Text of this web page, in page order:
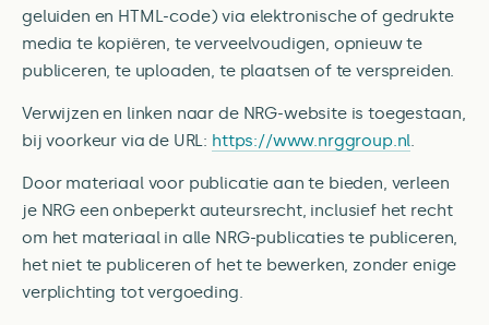
geluiden en HTML-code) via elektronische of gedrukte
media te kopiëren, te verveelvoudigen, opnieuw te
publiceren, te uploaden, te plaatsen of te verspreiden.
Verwijzen en linken naar de NRG-website is toegestaan,
bij voorkeur via de URL: https://www.nrggroup.nl.
Door materiaal voor publicatie aan te bieden, verleen
je NRG een onbeperkt auteursrecht, inclusief het recht
om het materiaal in alle NRG-publicaties te publiceren,
het niet te publiceren of het te bewerken, zonder enige
verplichting tot vergoeding.